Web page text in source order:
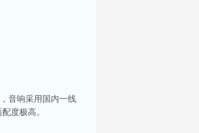
音响采用国内一线
度极高。